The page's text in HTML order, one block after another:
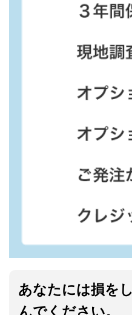
あなたには損を
んでください。